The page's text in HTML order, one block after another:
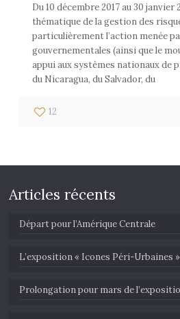
Du 10 décembre 2017 au 30 janvier
thématique de la gestion des
particulièrement l’action menée
gouvernementales (ainsi que le
appui aux systèmes nationaux de
du Nicaragua, du Salvador, du
12
Articles récents
Départ pour l’Amérique Centrale
L’exposition « Icones Péri-Urbaines
Prolongation pour mars de